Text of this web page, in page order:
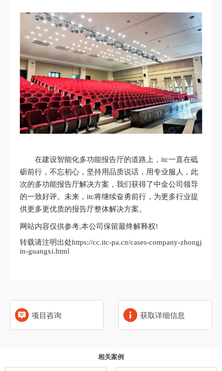
在建设智能化多功能报告厅的道路上，itc一直在砥
砺前行，不忘初心，坚持用品质说话，用专业服人，此
次的多功能报告厅解决方案，我们获得了中金公司领导
的一致好评。未来，itc将继续奋勇前行，为更多行业提
供更多更优质的报告厅整体解决方案。
网站内容仅供参考,本公司保留最终解释权!
转载请注明出处https://cc.itc-pa.cn/cases-company-zhongj
in-guangxi.html
项目咨询 获取详细信息
相关案例